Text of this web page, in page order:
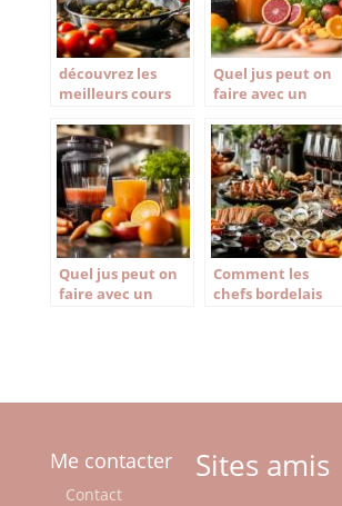
découvrez les
meilleurs cours
cuisine
méditerranéenne
à marseille
Quel jus peut on
faire avec un
?
Quel jus peut on
faire avec un
Comment les
chefs bordelais
Me contacter
Contact
Sites amis